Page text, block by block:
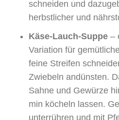
schneiden und
herbstlicher und
Käse-Lauch-Suppe –
Variation für
feine Streifen
Zwiebeln andünsten.
Sahne und Gewürze
min köcheln lassen.
unterrühren und mit